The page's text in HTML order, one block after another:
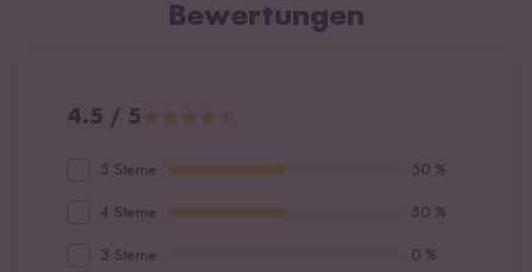
Bewertungen
4.5 / 5
5 Sterne 50 %
4 Sterne 50 %
3 Sterne 0 %